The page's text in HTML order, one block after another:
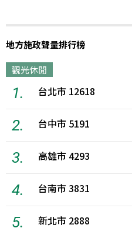
地方施政聲量排行榜
觀光休閒
1. 台北市 12618
2. 台中市 5191
3. 高雄市 4293
4. 台南市 3831
5. 新北市 2888